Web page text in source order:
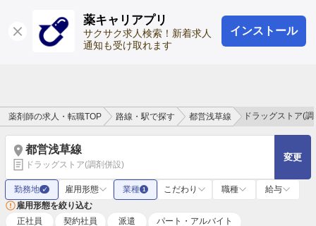
薬キャリアプリ
サクサク求人検索！新着求人
通知も受け取れます
インストール
ログイン 会員登録
薬剤師の求人・転職TOP 路線・駅で探す 都営浅草線 ドラッグストア(
都営浅草線
ドラッグストア(調剤併設)
変更
勤務地 ✓ 雇用形態 業種 1 こだわり 職種
給与
雇用形態を絞り込む
正社員
契約社員 派遣 パート・アルバイト